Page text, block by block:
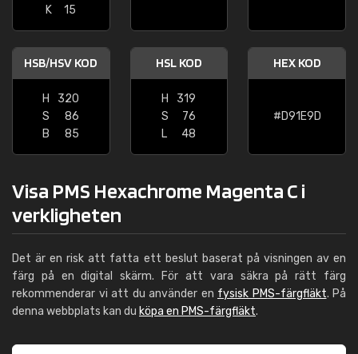
K
15
HSB/HSV KOD
H
320
S
86
B
85
HSL KOD
H
319
S
76
L
48
HEX KOD
#D91E9D
Visa PMS Hexachrome Magenta C i
verkligheten
Det är en risk att fatta ett beslut baserat på visningen av en
färg på en digital skärm. För att vara säkra på rätt färg
rekommenderar vi att du använder en fysisk PMS-färgfläkt. På
denna webbplats kan du köpa en PMS-färgfläkt.